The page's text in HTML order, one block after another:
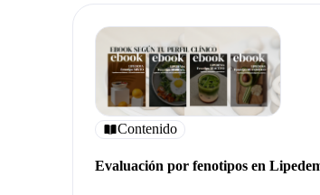
Contenido
Evaluación por fenotipos en